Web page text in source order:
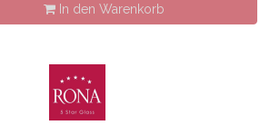
In den Warenkorb